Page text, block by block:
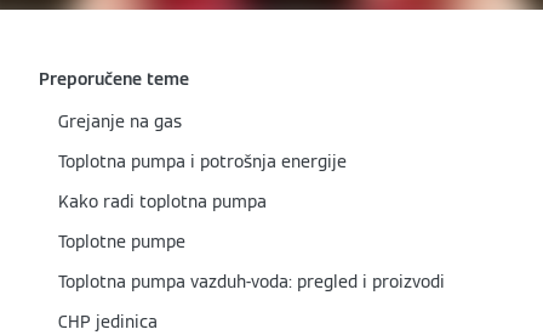
Preporučene teme
Grejanje na gas
Toplotna pumpa i potrošnja energije
Kako radi toplotna pumpa
Toplotne pumpe
Toplotna pumpa vazduh-voda: pregled i proizvodi
CHP jedinica